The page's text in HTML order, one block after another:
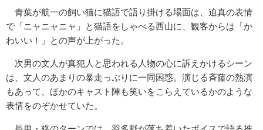
青葉が航一の飼い猫に猫語で語り掛ける場面は、迫真の表情
で「ニャニャニャ」と猫語をしゃべる西山に、観客からは「か
わいい！」との声が上がった。
次男の文人が真犯人と思われる人物の心に訴えかけるシーン
は、文人のあまりの暴走っぷりに一同困惑。演じる斉藤の熱演
もあって、ほかのキャスト陣も笑いをこらえているかのような
表情をのぞかせていた。